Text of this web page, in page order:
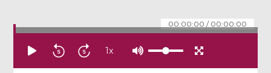
00:00:00 / 00:00:00
1x